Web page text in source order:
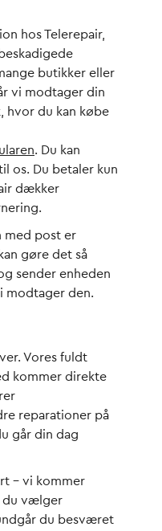
hos Telerepair,
butikker eller
vi modtager din
hvor du kan købe
. Du kan
os. Du betaler kun
dækker
med post er
gøre det så
sender enheden
modtager den.
Vores fuldt
kommer direkte
reparationer på
går din dag
– vi kommer
du vælger
du besværet